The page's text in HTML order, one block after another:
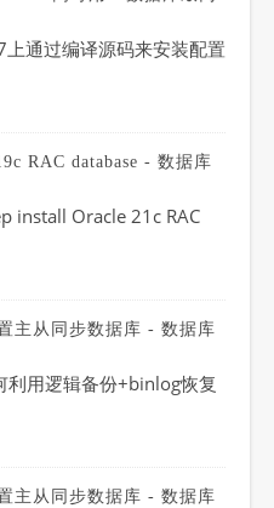
上通过编译源码来安装配置
RAC database - 数据库
install Oracle 21c RAC
主从同步数据库 - 数据库
利用逻辑备份+binlog恢复
主从同步数据库 - 数据库